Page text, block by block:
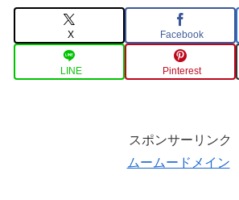
X Facebook
LINE Pinterest
スポンサーリンク
ムームードメイン